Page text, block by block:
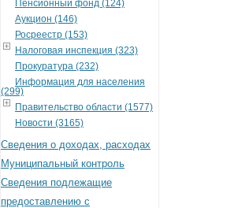
Пенсионный фонд (124)
Аукцион (146)
Росреестр (153)
Налоговая инспекция (323)
Прокуратура (232)
Информация для населения
(299)
Правительство области (1577)
Новости (3165)
Сведения о доходах, расходах
Муниципальный контроль
Сведения подлежащие
предоставлению с